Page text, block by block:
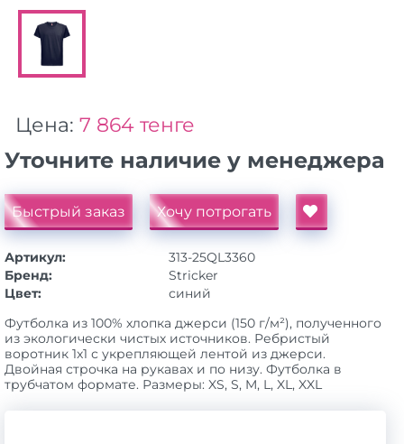
Цена: 7 864 тенге
Уточните наличие у менеджера
Быстрый заказ Хочу потрогать
Артикул:
313-25QL3360
Бренд:
Stricker
Цвет:
синий
Футболка из 100% хлопка джерси (150 г/м²), полученного
из экологически чистых источников. Ребристый
воротник 1x1 с укрепляющей лентой из джерси.
Двойная строчка на рукавах и по низу. Футболка в
трубчатом формате. Размеры: XS, S, M, L, XL, XXL